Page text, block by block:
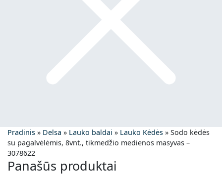
Pradinis » Delsa » Lauko baldai » Lauko Kėdės » Sodo kėdės
su pagalvėlėmis, 8vnt., tikmedžio medienos masyvas –
3078622
Panašūs produktai